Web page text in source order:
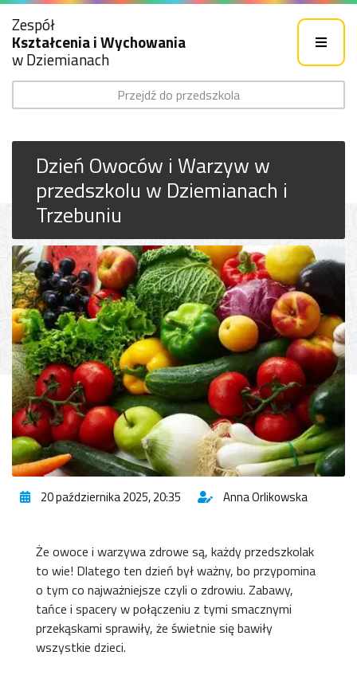
Zespół
Kształcenia i Wychowania
w Dziemianach
Przejdź do przedszkola
Dzień Owoców i Warzyw w
przedszkolu w Dziemianach i
Trzebuniu
20 października 2025, 20:35 Anna Orlikowska
Że owoce i warzywa zdrowe są, każdy przedszkolak
to wie! Dlatego ten dzień był ważny, bo przypomina
o tym co najważniejsze czyli o zdrowiu. Zabawy,
tańce i spacery w połączeniu z tymi smacznymi
przekąskami sprawiły, że świetnie się bawiły
wszystkie dzieci.